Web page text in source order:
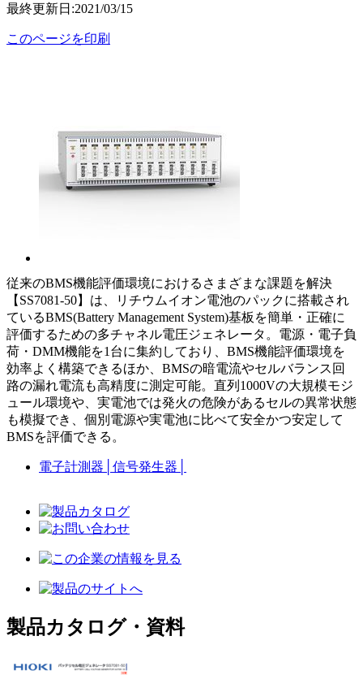
最終更新日:2021/03/15
このページを印刷
従来のBMS機能評価環境におけるさまざまな課題を解決
【SS7081-50】は、リチウムイオン電池のパックに搭載され
ているBMS(Battery Management System)基板を簡単・正確に
評価するための多チャネル電圧ジェネレータ。電源・電子負
荷・DMM機能を1台に集約しており、BMS機能評価環境を
効率よく構築できるほか、BMSの暗電流やセルバランス回
路の漏れ電流も高精度に測定可能。直列1000Vの大規模モジ
ュール環境や、実電池では発火の危険があるセルの異常状態
も模擬でき、個別電源や実電池に比べて安全かつ安定して
BMSを評価できる。
電子計測器 信号発生器
製品カタログ・資料